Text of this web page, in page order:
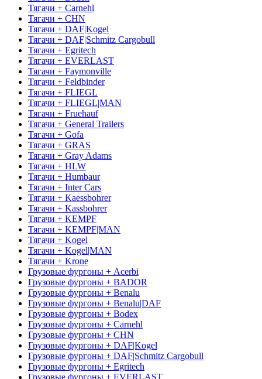
Тягачи + Carnehl
Тягачи + CHN
Тягачи + DAF|Kogel
Тягачи + DAF|Schmitz Cargobull
Тягачи + Egritech
Тягачи + EVERLAST
Тягачи + Faymonville
Тягачи + Feldbinder
Тягачи + FLIEGL
Тягачи + FLIEGL|MAN
Тягачи + Fruehauf
Тягачи + General Trailers
Тягачи + Gofa
Тягачи + GRAS
Тягачи + Gray Adams
Тягачи + HLW
Тягачи + Humbaur
Тягачи + Inter Cars
Тягачи + Kaessbohrer
Тягачи + Kassbohrer
Тягачи + KEMPF
Тягачи + KEMPF|MAN
Тягачи + Kogel
Тягачи + Kogel|MAN
Тягачи + Krone
Грузовые фургоны + Acerbi
Грузовые фургоны + BADOR
Грузовые фургоны + Benalu
Грузовые фургоны + Benalu|DAF
Грузовые фургоны + Bodex
Грузовые фургоны + Carnehl
Грузовые фургоны + CHN
Грузовые фургоны + DAF|Kogel
Грузовые фургоны + DAF|Schmitz Cargobull
Грузовые фургоны + Egritech
Грузовые фургоны + EVERLAST